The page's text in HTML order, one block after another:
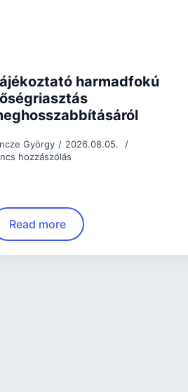
harmadfokú
György
2026.08.05.
hozzászólás
Read more